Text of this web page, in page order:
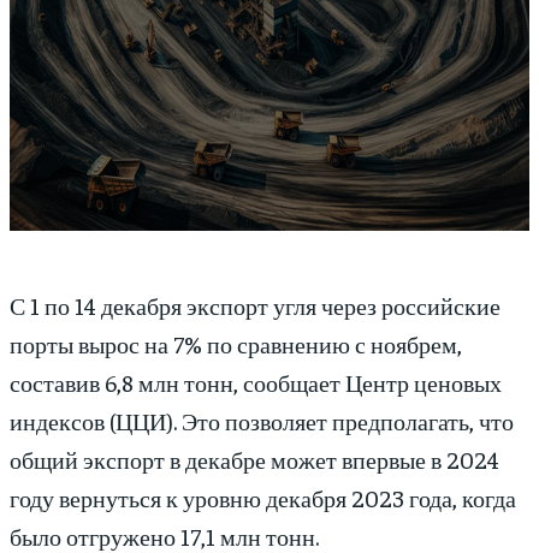
С 1 по 14 декабря экспорт угля через российские
порты вырос на 7% по сравнению с ноябрем,
составив 6,8 млн тонн, сообщает Центр ценовых
индексов (ЦЦИ). Это позволяет предполагать, что
общий экспорт в декабре может впервые в 2024
году вернуться к уровню декабря 2023 года, когда
было отгружено 17,1 млн тонн.